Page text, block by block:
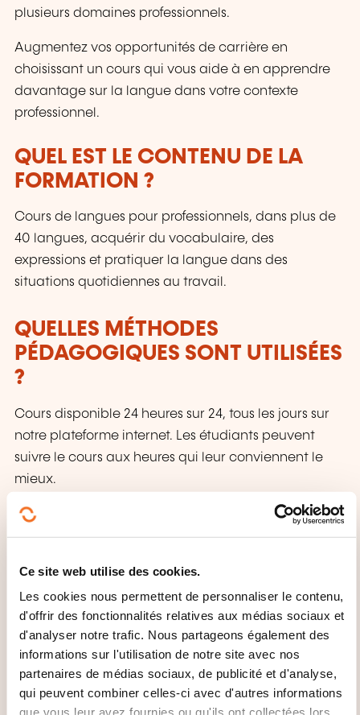
Ce site web utilise des cookies.
Les cookies nous permettent de personnaliser le contenu,
d'offrir des fonctionnalités relatives aux médias sociaux et
d'analyser notre trafic. Nous partageons également des
informations sur l'utilisation de notre site avec nos
partenaires de médias sociaux, de publicité et d'analyse,
qui peuvent combiner celles-ci avec d'autres informations
que vous leur avez fournies ou qu'ils ont collectées lors
plusieurs domaines professionnels.
Augmentez vos opportunités de carrière en
choisissant un cours qui vous aide à en apprendre
davantage sur la langue dans votre contexte
professionnel.
QUEL EST LE CONTENU DE LA
FORMATION ?
Cours de langues pour professionnels, dans plus de
40 langues, acquérir du vocabulaire, des
expressions et pratiquer la langue dans des
situations quotidiennes au travail.
QUELLES MÉTHODES
PÉDAGOGIQUES SONT UTILISÉES
?
Cours disponible 24 heures sur 24, tous les jours sur
notre plateforme internet. Les étudiants peuvent
suivre le cours aux heures qui leur conviennent le
mieux.
QUE RECEVEZ-VOUS À LA FIN DE